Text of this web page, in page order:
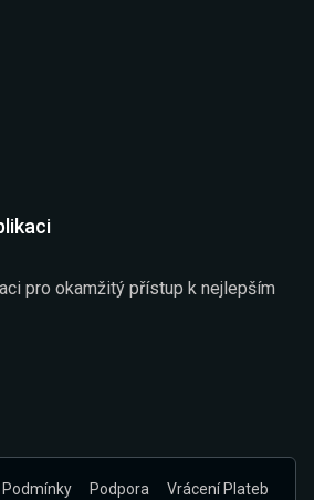
pro okamžitý přístup k nejlepším
Podmínky Podpora
Vrácení Plateb